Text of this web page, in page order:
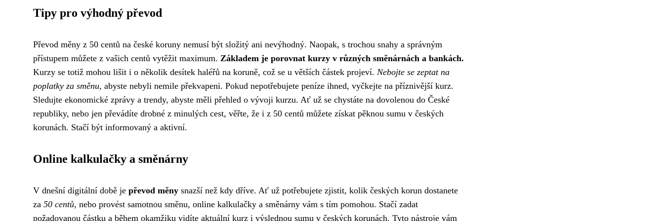
Tipy pro výhodný převod
Převod měny z 50 centů na české koruny nemusí být složitý ani nevýhodný. Naopak, s trochou snahy a správným
přístupem můžete z vašich centů vytěžit maximum. Základem je porovnat kurzy v různých směnárnách a bankách.
Kurzy se totiž mohou lišit i o několik desítek haléřů na koruně, což se u větších částek projeví. Nebojte se zeptat na
poplatky za směnu, abyste nebyli nemile překvapeni. Pokud nepotřebujete peníze ihned, vyčkejte na příznivější kurz.
Sledujte ekonomické zprávy a trendy, abyste měli přehled o vývoji kurzu. Ať už se chystáte na dovolenou do České
republiky, nebo jen převádíte drobné z minulých cest, věřte, že i z 50 centů můžete získat pěknou sumu v českých
korunách. Stačí být informovaný a aktivní.
Online kalkulačky a směnárny
V dnešní digitální době je převod měny snazší než kdy dříve. Ať už potřebujete zjistit, kolik českých korun dostanete
za 50 centů, nebo provést samotnou směnu, online kalkulačky a směnárny vám s tím pomohou. Stačí zadat
požadovanou částku a během okamžiku vidíte aktuální kurz i výslednou sumu v českých korunách. Tyto nástroje vám